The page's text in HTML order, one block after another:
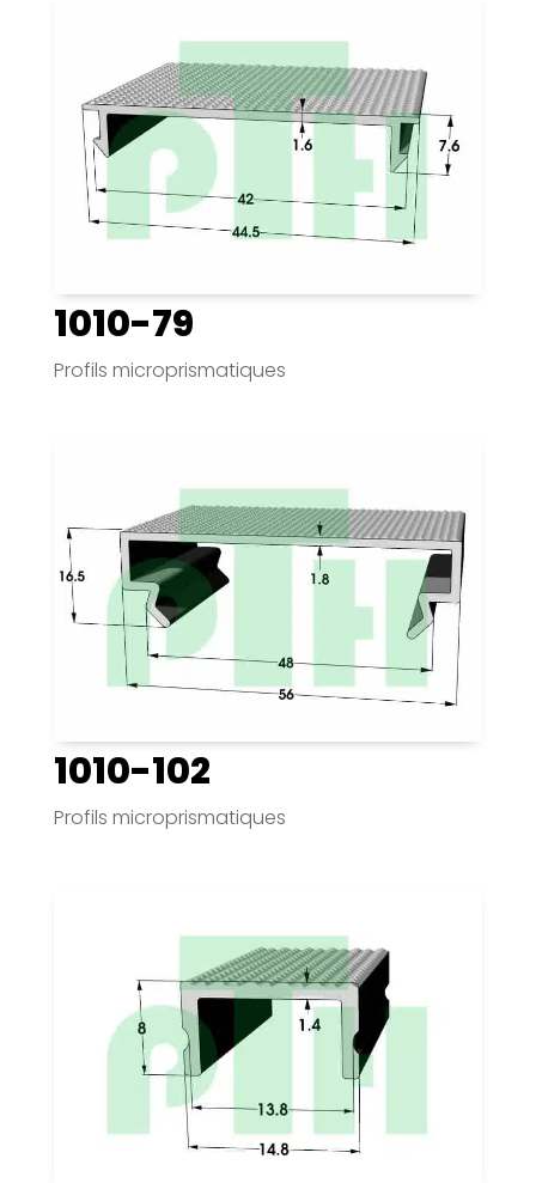
1010-79
Profils microprismatiques
1010-102
Profils microprismatiques